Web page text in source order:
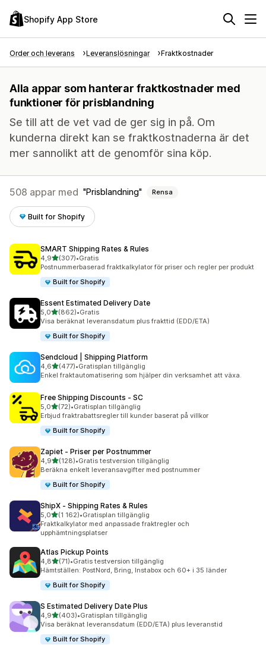
Shopify App Store
Order och leverans Leveranslösningar Fraktkostnader
Alla appar som hanterar fraktkostnader med
funktioner för prisblandning
Se till att de vet vad de ger sig in på. Om
kunderna direkt kan se fraktkostnaderna är det
mer sannolikt att de genomför sina köp.
508 appar med Prisblandning Rensa
Built for Shopify
SMART Shipping Rates & Rules
4,9av 5 stjärnor
(307)
307 recensioner totalt
•Gratis
Postnummerbaserad fraktkalkylator för priser och regler per produkt
Built for Shopify
Essent Estimated Delivery Date
5,0av 5 stjärnor
(862)
862 recensioner totalt
•Gratis
Visa beräknat leveransdatum plus frakttid (EDD/ETA)
Built for Shopify
Sendcloud | Shipping Platform
4,6av 5 stjärnor
(477)
477 recensioner totalt
•Gratisplan tillgänglig
Enkel fraktautomatisering som hjälper din verksamhet att växa.
Free Shipping Discounts ‑ SC
5,0av 5 stjärnor
(72)
72 recensioner totalt
•Gratisplan tillgänglig
Erbjud fraktrabattsregler till kunder baserat på villkor
Built for Shopify
Zapiet ‑ Priser per Postnummer
4,9av 5 stjärnor
(128)
128 recensioner totalt
•Gratis testversion tillgänglig
Beräkna enkelt leveransavgifter med postnummer
Built for Shopify
ShipX ‑ Shipping Rates & Rules
5,0av 5 stjärnor
(1 162)
1162 recensioner totalt
•Gratisplan tillgänglig
Fraktkalkylator med anpassade fraktregler och
upphämtningsplatser
Atlas Pickup Points
4,8av 5 stjärnor
(71)
71 recensioner totalt
•Gratis testversion tillgänglig
Hämtställen: PostNord, Bring, Instabox och 60+ i 35 länder
Built for Shopify
S Estimated Delivery Date Plus
4,9av 5 stjärnor
(403)
403 recensioner totalt
•Gratisplan tillgänglig
Visa beräknat leveransdatum (EDD/ETA) plus leveranstid
Built for Shopify